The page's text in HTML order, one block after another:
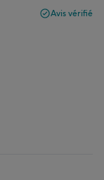
Avis vérifié